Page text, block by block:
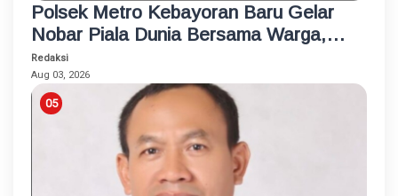
Polsek Metro Kebayoran Baru Gelar
Nobar Piala Dunia Bersama Warga,
Pererat Silaturahmi dan Jaga
Kamtibmas
Redaksi
Aug 03, 2026